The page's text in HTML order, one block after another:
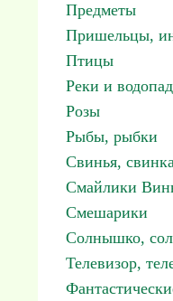
Предметы
Пришельцы,
Птицы
Реки и
Розы
Рыбы, рыбки
Свинья,
Смайлики
Смешарики
Солнышко,
Телевизор,